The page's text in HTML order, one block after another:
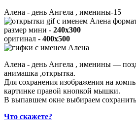
Алена - день Ангела , именины-15
размер мини - 240x300
оригинал - 400x500
Алена - день Ангела , именины —
анимашка ,открытка.
Для сохранения изображения на
картинке правой кнопкой мышки.
В выпавшем окне выбираем
Что скажете?